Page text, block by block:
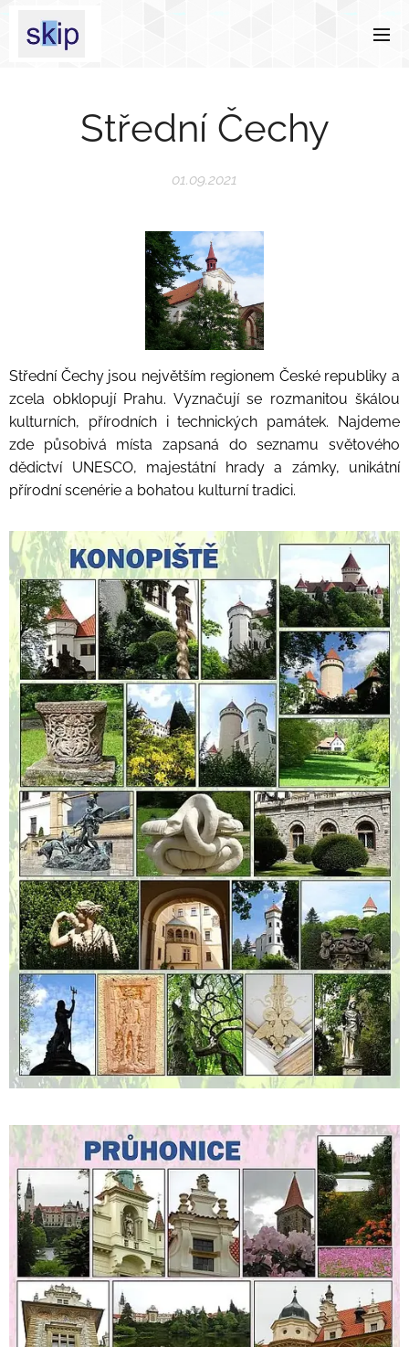
Střední Čechy
01.09.2021
Střední Čechy jsou největším regionem České republiky a
zcela obklopují Prahu. Vyznačují se rozmanitou škálou
kulturních, přírodních i technických památek. Najdeme
zde působivá místa zapsaná do seznamu světového
dědictví UNESCO, majestátní hrady a zámky, unikátní
přírodní scenérie a bohatou kulturní tradici.